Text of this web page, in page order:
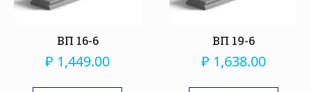
ВП 16-6
₽ 1,449.00
ВП 19-6
₽ 1,638.00